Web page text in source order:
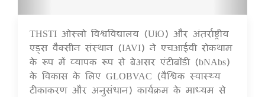
16 Jul 2020
THSTI ओस्लो विश्वविद्यालय (UiO) और अंतर्राष्ट्रीय
एड्स वैक्सीन संस्थान (IAVI) ने एचआईवी रोकथाम
के रूप में व्यापक रूप से बेअसर एंटीबॉडी (bNAbs)
के विकास के लिए GLOBVAC (वैश्विक स्वास्थ्य
टीकाकरण और अनुसंधान) कार्यक्रम के माध्यम से